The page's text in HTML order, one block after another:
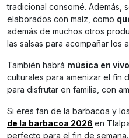
tradicional consomé. Además,
elaborados con maíz, como
además de muchos otros
las salsas para acompañar los
También habrá música en vivo
culturales para amenizar el fin
para disfrutar en familia, con
Si eres fan de la barbacoa y
de la barbacoa 2026 en
perfecto para el fin de